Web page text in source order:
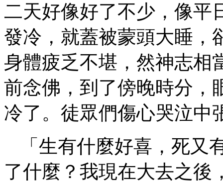
二天好像好了不少，像平
發冷，就蓋被蒙頭大睡，
身體疲乏不堪，然神志相
前念佛，到了傍晚時分，
冷了。徒眾們傷心哭泣中
「生有什麼好喜，死
了什麼？我現在大去之後